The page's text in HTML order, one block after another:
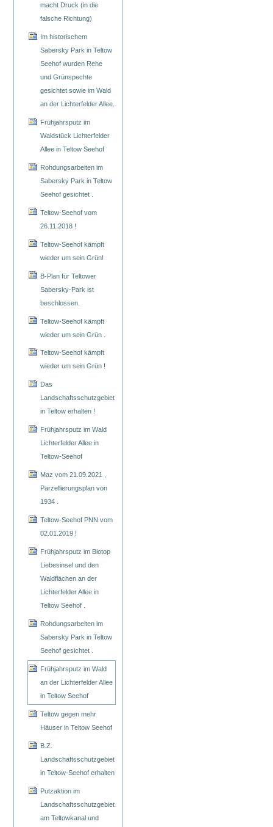
macht Druck (in die
falsche Richtung)
Im historischem
Sabersky Park in Teltow
Seehof wurden Rehe
und Grünspechte
gesichtet sowie im Wald
an der Lichterfelder Allee.
Frühjahrsputz im
Waldstück Lichterfelder
Allee in Teltow Seehof
Rohdungsarbeiten im
Sabersky Park in Teltow
Seehof gesichtet .
Teltow-Seehof vom
26.11.2018 !
Teltow-Seehof kämpft
wieder um sein Grün!
B-Plan für Teltower
Sabersky-Park ist
beschlossen.
Teltow-Seehof kämpft
wieder um sein Grün .
Teltow-Seehof kämpft
wieder um sein Grün !
Das
Landschaftsschutzgebiet
in Teltow erhalten !
Frühjahrsputz im Wald
Lichterfelder Allee in
Teltow-Seehof
Maz vom 21.09.2021 ,
Parzellierungsplan von
1934 .
Teltow-Seehof PNN vom
02.01.2019 !
Frühjahrsputz im Biotop
Liebesinsel und den
Waldflächen an der
Lichterfelder Allee in
Teltow Seehof .
Rohdungsarbeiten im
Sabersky Park in Teltow
Seehof gesichtet .
Frühjahrsputz im Wald
an der Lichterfelder Allee
in Teltow Seehof
Teltow gegen mehr
Häuser in Teltow Seehof
B.Z.
Landschaftsschutzgebiet
in Teltow-Seehof erhalten
Putzaktion im
Landschaftsschutzgebiet
am Teltowkanal und